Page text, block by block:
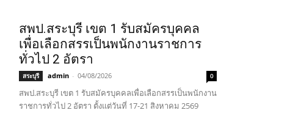
สพป.สระบุรี เขต 1 รับสมัครบุคคล
เพื่อเลือกสรรเป็นพนักงานราชการ
ทั่วไป 2 อัตรา
สระบุรี admin - 04/08/2026 0
สพป.สระบุรี เขต 1 รับสมัครบุคคลเพื่อเลือกสรรเป็นพนักงาน
ราชการทั่วไป 2 อัตรา ตั้งแต่วันที่ 17-21 สิงหาคม 2569